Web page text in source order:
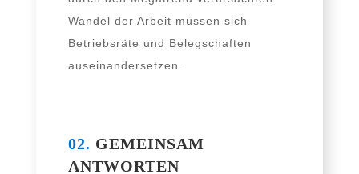
Wandel der Arbeit müs­sen sich
Betriebsräte und Belegschaften
auseinandersetzen.
02. GEMEINSAM
ANTWORTEN